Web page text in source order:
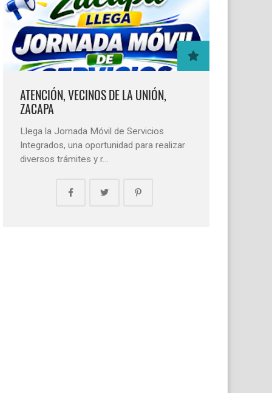
ATENCIÓN, VECINOS DE LA UNIÓN,
ZACAPA
Llega la Jornada Móvil de Servicios
Integrados, una oportunidad para realizar
diversos trámites y r…